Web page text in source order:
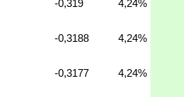
-0,319 4,24%
-0,3188 4,24%
-0,3177 4,24%